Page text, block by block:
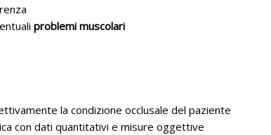
problemi muscolari
la condizione occlusale del paziente
con dati quantitativi e misure oggettive